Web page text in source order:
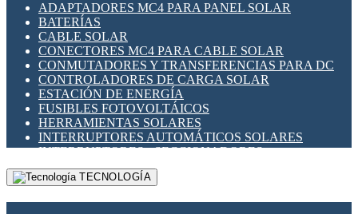
ADAPTADORES MC4 PARA PANEL SOLAR
BATERÍAS
CABLE SOLAR
CONECTORES MC4 PARA CABLE SOLAR
CONMUTADORES Y TRANSFERENCIAS PARA DC
CONTROLADORES DE CARGA SOLAR
ESTACIÓN DE ENERGÍA
FUSIBLES FOTOVOLTÁICOS
HERRAMIENTAS SOLARES
INTERRUPTORES AUTOMÁTICOS SOLARES
INTERRUPTORES - SECCIONADORES
FOTOVOLTÁICOS
MONTAJE PANEL SOLAR
TECNOLOGÍA